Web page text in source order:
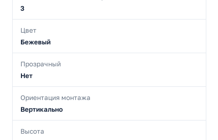
3
Цвет
Бежевый
Прозрачный
Нет
Ориентация монтажа
Вертикально
Высота